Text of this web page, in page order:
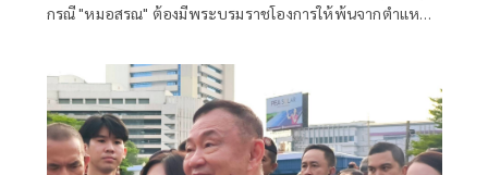
กรณี "หมอสรณ" ต้องมีพระบรมราชโองการให้พ้นจากตำแหน่ง